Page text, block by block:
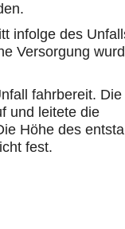
infolge des
Versorgung
fahrbereit.
und leitete die
Höhe des
fest.